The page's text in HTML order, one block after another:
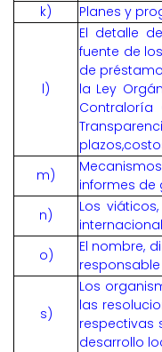
k)
Planes y
l)
El detalle
fuente de
de
la Ley
Contraloría
m)
informes de
n)
Los
o)
El nombre,
s)
Los
las
respectivas
desarrollo